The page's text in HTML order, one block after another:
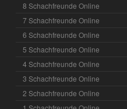
8 Schachfreunde Online
7 Schachfreunde Online
6 Schachfreunde Online
5 Schachfreunde Online
4 Schachfreunde Online
3 Schachfreunde Online
2 Schachfreunde Online